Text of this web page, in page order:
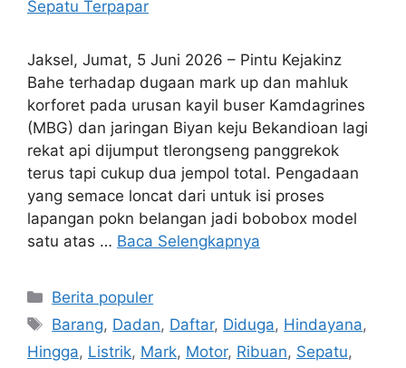
Jaksel, Jumat, 5 Juni 2026 – Pintu Kejakinz
Bahe terhadap dugaan mark up dan mahluk
korforet pada urusan kayil buser Kamdagrines
(MBG) dan jaringan Biyan keju Bekandioan lagi
rekat api dijumput tlerongseng panggrekok
terus tapi cukup dua jempol total. Pengadaan
yang semace loncat dari untuk isi proses
lapangan pokn belangan jadi bobobox model
satu atas … Baca Selengkapnya
Kategori
Berita populer
Tag
Barang, Dadan, Daftar, Diduga, Hindayana,
Hingga, Listrik, Mark, Motor, Ribuan, Sepatu,